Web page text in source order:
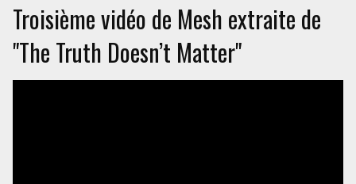
Troisième vidéo de Mesh extraite de
"The Truth Doesn’t Matter"